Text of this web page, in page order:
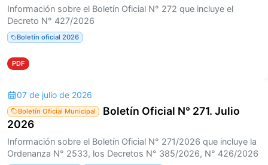
Información sobre el Boletín Oficial N° 272 que incluye el
Decreto N° 427/2026
Boletín oficial 2026
PDF
07 de julio de 2026
Boletín Oficial Municipal
Boletín Oficial N° 271. Julio
2026
Información sobre el Boletín Oficial N° 271/2026 que incluye la
Ordenanza N° 2533, los Decretos N° 385/2026, N° 426/2026